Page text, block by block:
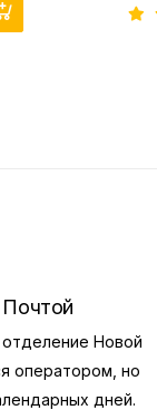
Новой
оператором, но
дней.